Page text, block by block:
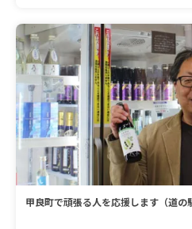
甲良町で頑張る人を応援します（道の